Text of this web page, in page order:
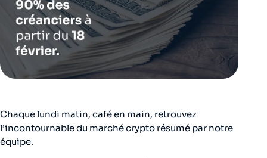
Chaque lundi matin, café en main, retrouvez
l’incontournable du marché crypto résumé par notre
équipe.